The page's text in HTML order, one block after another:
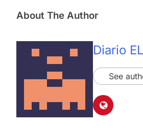
About The Author
Diario
See